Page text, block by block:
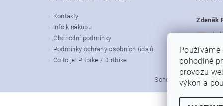
Kontakty
Info k nákupu
Obchodní podmínky
Podmínky ochrany osobních údajů
Co to je: Pitbike / Dirtbike
Zdeněk
Sohoo.cz | Dirt-bike.cz
Používáme
pohodlné
provozu
výkon a